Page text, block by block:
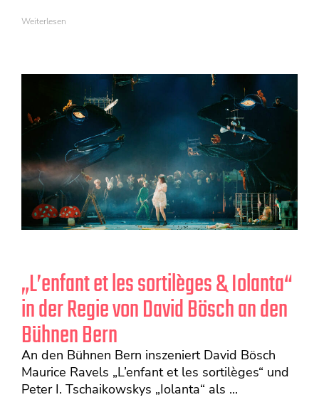
Weiterlesen
„L’enfant et les sortilèges & Iolanta“
in der Regie von David Bösch an den
Bühnen Bern
An den Bühnen Bern inszeniert David Bösch
Maurice Ravels „L’enfant et les sortilèges“ und
Peter I. Tschaikowskys „Iolanta“ als ...